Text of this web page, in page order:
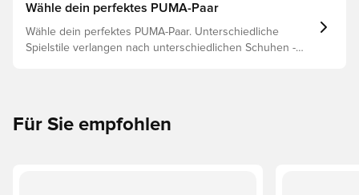
Langlebigkeit des Schuhs. Lies weiter, um
verschiedenen Untergründe sind.
Wähle dein perfektes PUMA-Paar
Wähle dein perfektes PUMA-Paar. Unterschiedliche
Spielstile verlangen nach unterschiedlichen Schuhen -
Für Sie empfohlen